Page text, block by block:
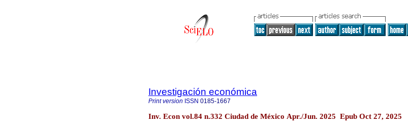
Investigación económica
Print version ISSN 0185-1667
Inv. Econ vol.84 n.332 Ciudad de México Apr./Jun. 2025 Epub Oct 27, 2025